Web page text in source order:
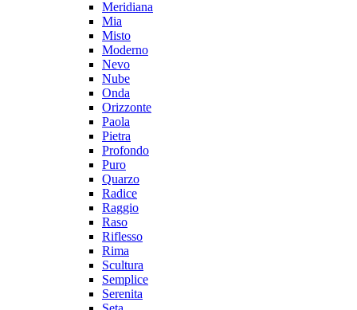
Meridiana
Mia
Misto
Moderno
Nevo
Nube
Onda
Orizzonte
Paola
Pietra
Profondo
Puro
Quarzo
Radice
Raggio
Raso
Riflesso
Rima
Scultura
Semplice
Serenita